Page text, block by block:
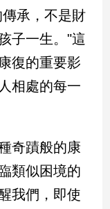
承，不是財
子一生。"這
復的重要影
相處的每一
奇蹟般的康
類似困境的
我們，即使